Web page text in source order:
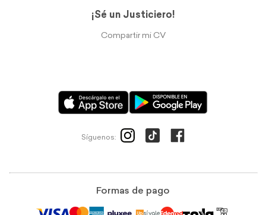
¡Sé un Justiciero!
Compartir mi CV
Síguenos:
Formas de pago